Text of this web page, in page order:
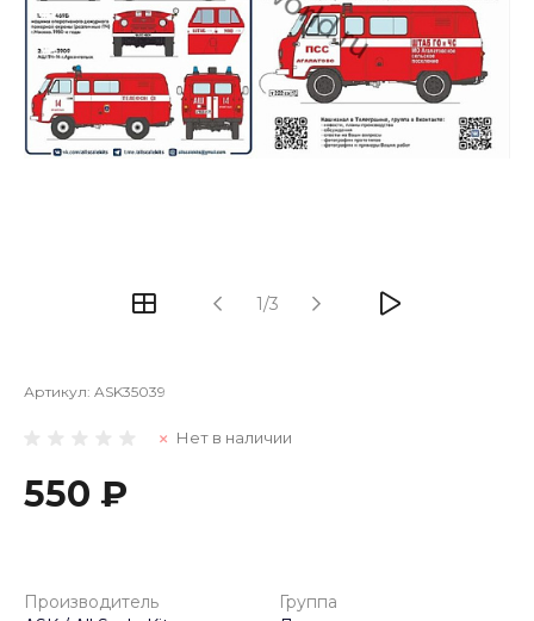
1/3
Артикул: ASK35039
Нет в наличии
550 ₽
Производитель
Группа